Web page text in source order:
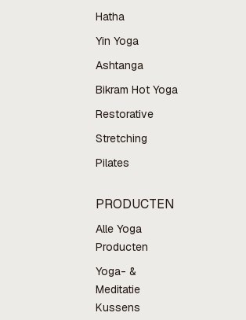
Hatha
Yin Yoga
Ashtanga
Bikram Hot Yoga
Restorative
Stretching
Pilates
PRODUCTEN
Alle Yoga
Producten
Yoga- &
Meditatie
Kussens